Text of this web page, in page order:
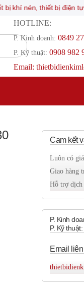
thiết bị điện tự động
HOTLINE:
P. Kinh doanh: 0849
P. Kỹ thuật: 0908 982
Email:
Cam kết
Luôn có
Giao hàng
Hỗ trợ
P. Kinh
P. Kỹ thuật:
Email